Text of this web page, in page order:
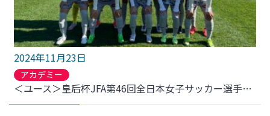
2024年11月23日
アカデミー
＜ユース＞皇后杯JFA第46回全日本女子サッカー選手権大会 2回戦 ＶＯＮＤＳ市原ＦＣレディース戦 結果のお知らせ